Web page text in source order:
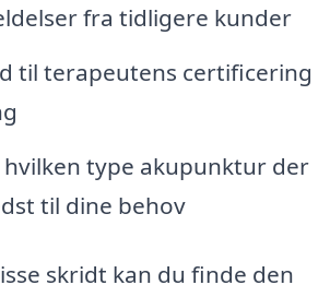
fra tidligere kunder
til terapeutens certificering
hvilken type akupunktur der
til dine behov
skridt kan du finde den